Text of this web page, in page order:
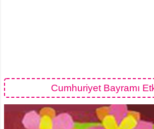
Cumhuriyet Bayramı